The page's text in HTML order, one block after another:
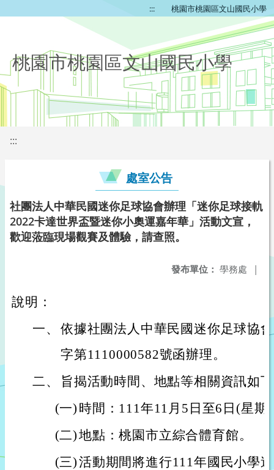
::: 桃園市桃園區文山國民小學
桃園市桃園區文山國民小學
:::
處室公告
社團法人中華民國迷你足球協會辦理「迷你足球接軌
2022卡達世界盃暨迷你小奧運嘉年華」活動文宣，
歡迎蒞臨現場觀賽及體驗，請查照。
發布單位： 學務處 |
說明：
一、 依據社團法人中華民國迷你足球協
字第1110000582號函辦理。
二、
旨揭活動時間、地點等相關資訊如
(一) 時間：111年11月5日至6日(星期
(二)地點：桃園市立綜合體育館。
(三)活動期間將進行111年國民小學